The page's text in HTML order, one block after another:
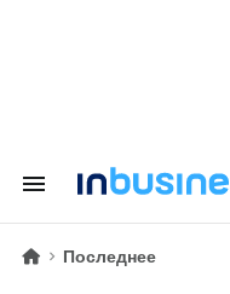
Последнее